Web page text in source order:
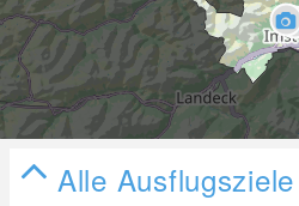
Alle